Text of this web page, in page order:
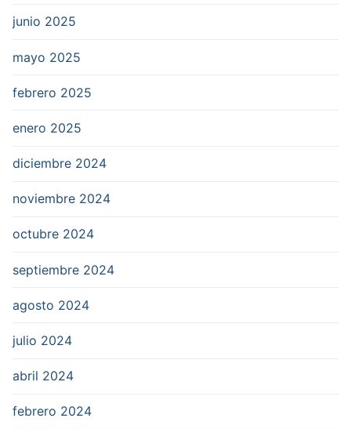
junio 2025
mayo 2025
febrero 2025
enero 2025
diciembre 2024
noviembre 2024
octubre 2024
septiembre 2024
agosto 2024
julio 2024
abril 2024
febrero 2024